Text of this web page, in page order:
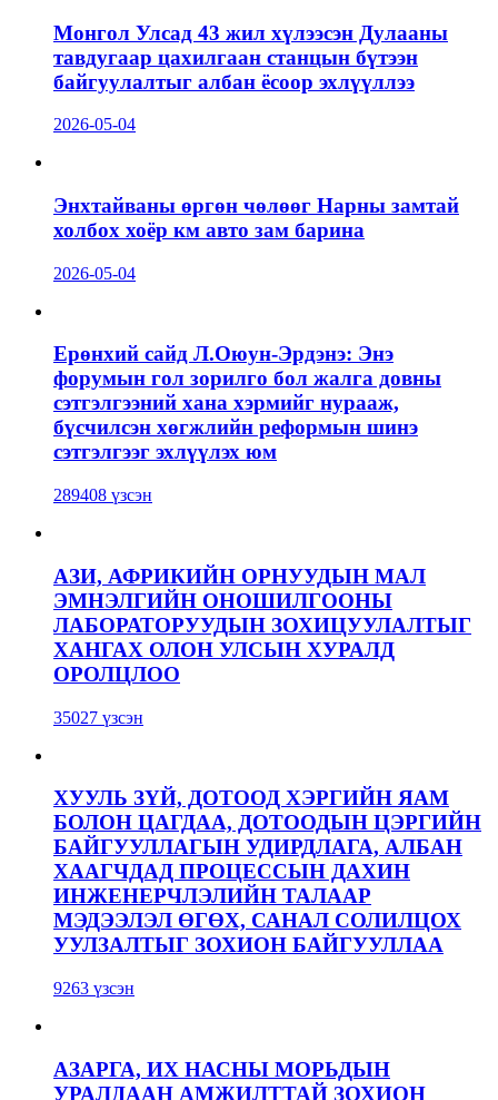
Монгол Улсад 43 жил хүлээсэн Дулааны
тавдугаар цахилгаан станцын бүтээн
байгуулалтыг албан ёсоор эхлүүллээ
2026-05-04
Энхтайваны өргөн чөлөөг Нарны замтай
холбох хоёр км авто зам барина
2026-05-04
Ерөнхий сайд Л.Оюун-Эрдэнэ: Энэ
форумын гол зорилго бол жалга довны
сэтгэлгээний хана хэрмийг нурааж,
бүсчилсэн хөгжлийн реформын шинэ
сэтгэлгээг эхлүүлэх юм
289408 үзсэн
АЗИ, АФРИКИЙН ОРНУУДЫН МАЛ
ЭМНЭЛГИЙН ОНОШИЛГООНЫ
ЛАБОРАТОРУУДЫН ЗОХИЦУУЛАЛТЫГ
ХАНГАХ ОЛОН УЛСЫН ХУРАЛД
ОРОЛЦЛОО
35027 үзсэн
ХУУЛЬ ЗҮЙ, ДОТООД ХЭРГИЙН ЯАМ
БОЛОН ЦАГДАА, ДОТООДЫН ЦЭРГИЙН
БАЙГУУЛЛАГЫН УДИРДЛАГА, АЛБАН
ХААГЧДАД ПРОЦЕССЫН ДАХИН
ИНЖЕНЕРЧЛЭЛИЙН ТАЛААР
МЭДЭЭЛЭЛ ӨГӨХ, САНАЛ СОЛИЛЦОХ
УУЛЗАЛТЫГ ЗОХИОН БАЙГУУЛЛАА
9263 үзсэн
АЗАРГА, ИХ НАСНЫ МОРЬДЫН
УРАЛДААН АМЖИЛТТАЙ ЗОХИОН